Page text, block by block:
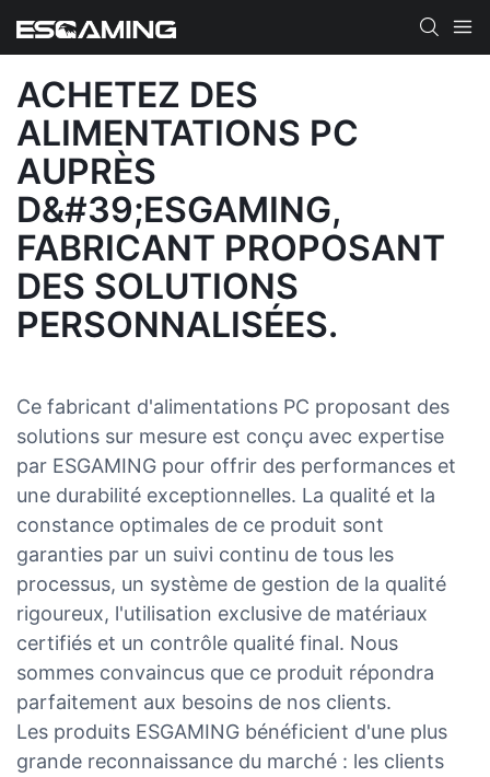
ACHETEZ DES
ALIMENTATIONS PC
AUPRÈS
D&#39;ESGAMING,
FABRICANT PROPOSANT
DES SOLUTIONS
PERSONNALISÉES.
Ce fabricant d'alimentations PC proposant des
solutions sur mesure est conçu avec expertise
par ESGAMING pour offrir des performances et
une durabilité exceptionnelles. La qualité et la
constance optimales de ce produit sont
garanties par un suivi continu de tous les
processus, un système de gestion de la qualité
rigoureux, l'utilisation exclusive de matériaux
certifiés et un contrôle qualité final. Nous
sommes convaincus que ce produit répondra
parfaitement aux besoins de nos clients.
Les produits ESGAMING bénéficient d'une plus
grande reconnaissance du marché : les clients